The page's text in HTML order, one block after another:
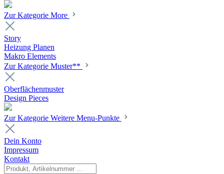
Zur Kategorie More
Story
Heizung Planen
Makro Elements
Zur Kategorie Muster**
Oberflächenmuster
Design Pieces
Zur Kategorie Weitere Menu-Punkte
Dein Konto
Impressum
Kontakt